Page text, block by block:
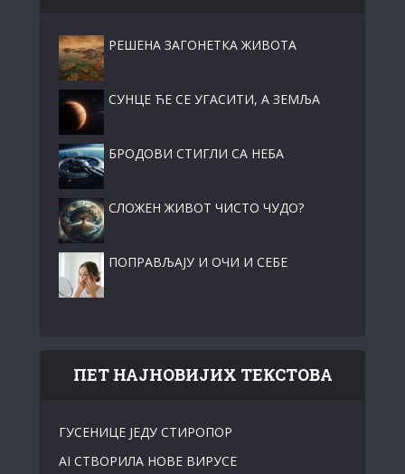
РЕШЕНА ЗАГОНЕТКА ЖИВОТА
СУНЦЕ ЋЕ СЕ УГАСИТИ, А ЗЕМЉА
БРОДОВИ СТИГЛИ СА НЕБА
СЛОЖЕН ЖИВОТ ЧИСТО ЧУДО?
ПОПРАВЉАЈУ И ОЧИ И СЕБЕ
ПЕТ НАЈНОВИЈИХ ТЕКСТОВА
ГУСЕНИЦЕ ЈЕДУ СТИРОПОР
АI СТВОРИЛА НОВЕ ВИРУСЕ